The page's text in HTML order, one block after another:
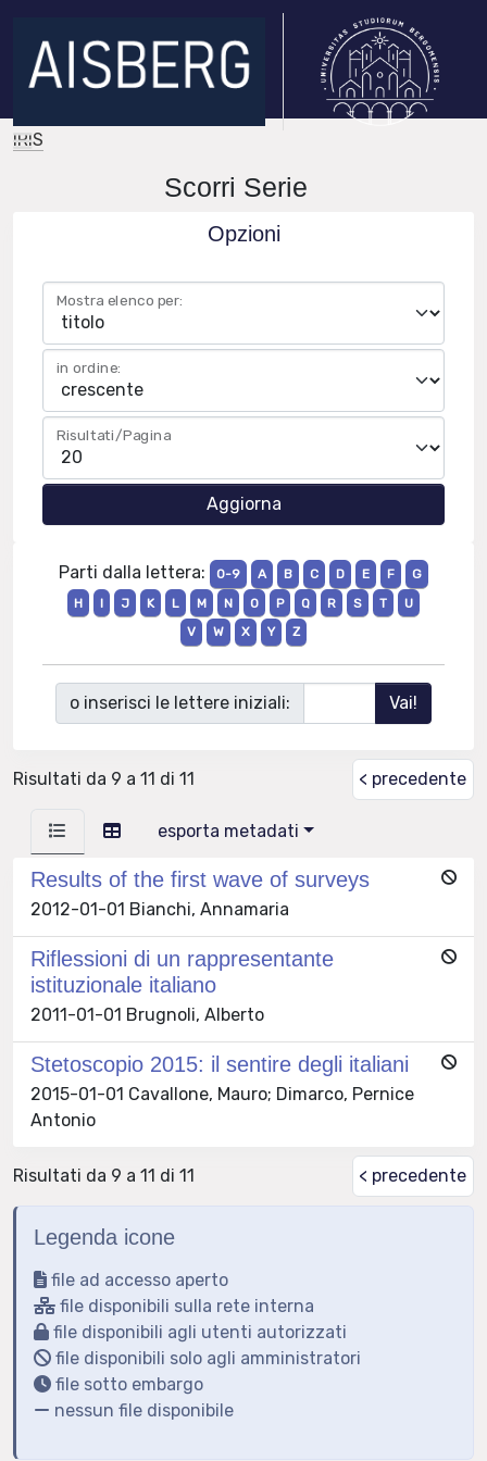
IRIS
Scorri Serie
Opzioni
Mostra elenco per:
in ordine:
Risultati/Pagina
Parti dalla lettera: 0-9 A B C D E F
G
H
I J K L M N O P Q R S T
U
V
W X Y Z
o inserisci le lettere iniziali:
Risultati da 9 a 11 di 11 < precedente
esporta metadati
Results of the first wave of surveys
2012-01-01 Bianchi, Annamaria
Riflessioni di un rappresentante
istituzionale italiano
2011-01-01 Brugnoli, Alberto
Stetoscopio 2015: il sentire degli italiani
2015-01-01 Cavallone, Mauro; Dimarco, Pernice
Antonio
Risultati da 9 a 11 di 11 < precedente
Legenda icone
file ad accesso aperto
file disponibili sulla rete interna
file disponibili agli utenti autorizzati
file disponibili solo agli amministratori
file sotto embargo
nessun file disponibile